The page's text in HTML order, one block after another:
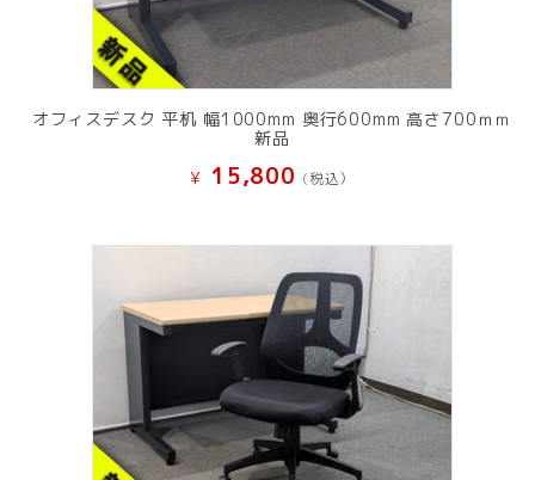
オフィスデスク 平机 幅1000mm 奥行600mm 高さ700ｍｍ
新品
¥ 15,800 (税込）